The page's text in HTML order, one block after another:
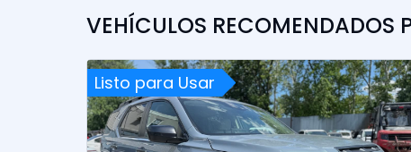
VEHÍCULOS RECOMENDADOS
Listo para Usar